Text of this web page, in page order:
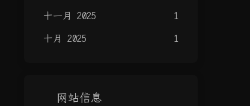
十一月 2025
1
十月 2025
1
网站信息